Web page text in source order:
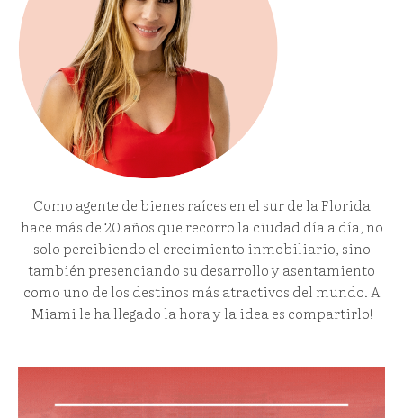
Como agente de bienes raíces en el sur de la Florida
hace más de 20 años que recorro la ciudad día a día, no
solo percibiendo el crecimiento inmobiliario, sino
también presenciando su desarrollo y asentamiento
como uno de los destinos más atractivos del mundo. A
Miami le ha llegado la hora y la idea es compartirlo!